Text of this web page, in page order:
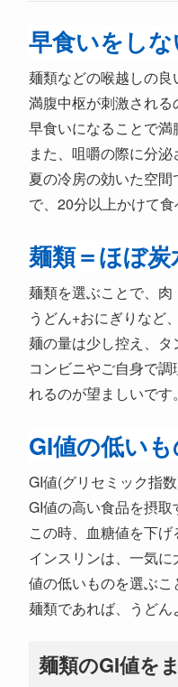
早食いをし
麺類などの喉越しの良
満腹中枢が刺激される
早食いになることで満
また、咀嚼の際に分
夏の冷房の効いた空
で、20分以上かけて食
麺類＝ほぼ
麺類を選ぶことで、肉
うどん+おにぎりなど
麺の量は少し控え、タ
コンビニやご自身で
れるのが望ましいです。
GI値の低い
GI値(グリセミック指
GI値の高い食品を摂取
この時、血糖値を下
インスリンは、一気
値の低いものを選ぶこ
麺類であれば、うどん
麺類のGI値を